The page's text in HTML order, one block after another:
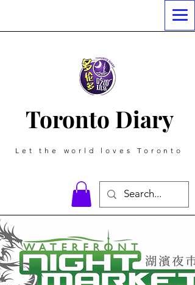
Toronto Diary
Let the world loves Toronto